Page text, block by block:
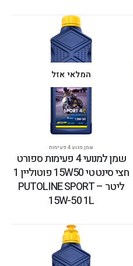
המלאי אזל
שמן מנוע 4 פעימות
שמן למנועי 4 פעימות ספורט
חצי סינטטי 15W50 פוטוליין 1
ליטר – PUTOLINE SPORT
15W-50 1L